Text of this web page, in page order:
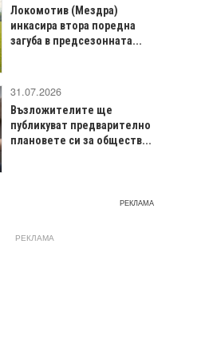
Локомотив (Мездра)
инкасира втора поредна
загуба в предсезонната...
31.07.2026
Възложителите ще
публикуват предварително
плановете си за обществ...
РЕКЛАМА
РЕКЛАМА